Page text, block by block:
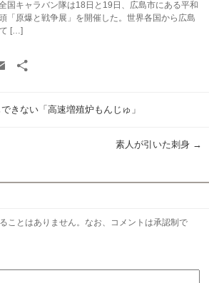
国キャラバン隊は18日と19日、広島市にある平和
「原爆と戦争展」を開催した。世界各国から広島
[…]
Email
きない「高速増殖炉もんじゅ」
素人が引いた刺身 →
ことはありません。なお、コメントは承認制で